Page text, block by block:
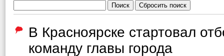
В Красноярске стартовал
команду главы города